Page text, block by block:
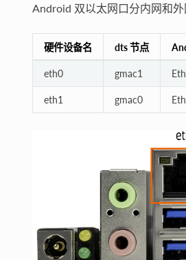
Android 双以太网口分内网和外
硬件设备名 dts 节点
eth0 gmac1
eth1 gmac0